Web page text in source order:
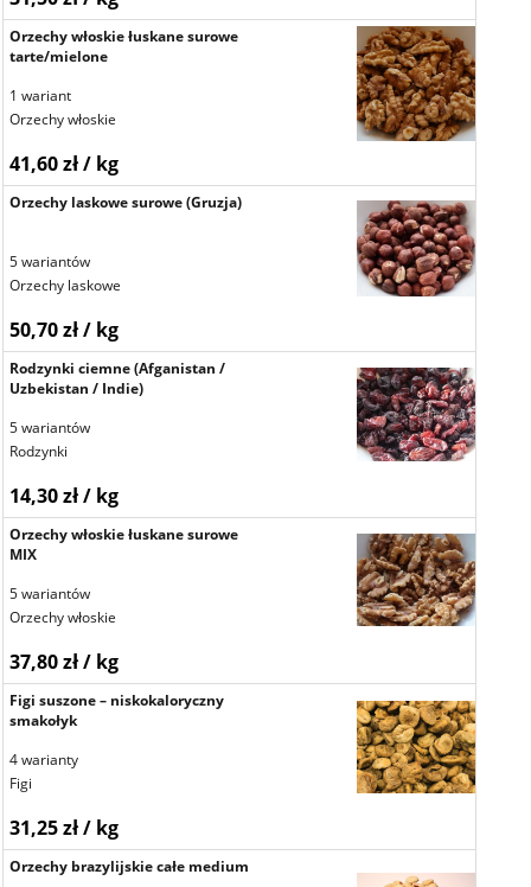
Orzechy włoskie łuskane surowe
tarte/mielone
1 wariant
Orzechy włoskie
41,60 zł / kg
Orzechy laskowe surowe (Gruzja)
5 wariantów
Orzechy laskowe
50,70 zł / kg
Rodzynki ciemne (Afganistan /
Uzbekistan / Indie)
5 wariantów
Rodzynki
14,30 zł / kg
Orzechy włoskie łuskane surowe
MIX
5 wariantów
Orzechy włoskie
37,80 zł / kg
Figi suszone – niskokaloryczny
smakołyk
4 warianty
Figi
31,25 zł / kg
Orzechy brazylijskie całe medium